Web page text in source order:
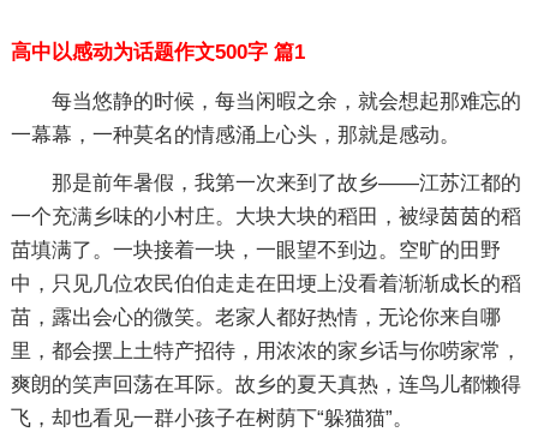
高中以感动为话题作文500字 篇1
每当悠静的时候，每当闲暇之余，就会想起那难忘的
一幕幕，一种莫名的情感涌上心头，那就是感动。
那是前年暑假，我第一次来到了故乡——江苏江都的
一个充满乡味的小村庄。大块大块的稻田，被绿茵茵的稻
苗填满了。一块接着一块，一眼望不到边。空旷的田野
中，只见几位农民伯伯走走在田埂上没看着渐渐成长的稻
苗，露出会心的微笑。老家人都好热情，无论你来自哪
里，都会摆上土特产招待，用浓浓的家乡话与你唠家常，
爽朗的笑声回荡在耳际。故乡的夏天真热，连鸟儿都懒得
飞，却也看见一群小孩子在树荫下“躲猫猫”。